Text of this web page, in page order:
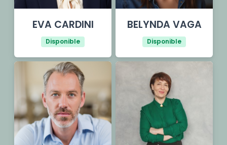
EVA CARDINI
Disponible
BELYNDA VAGA
Disponible